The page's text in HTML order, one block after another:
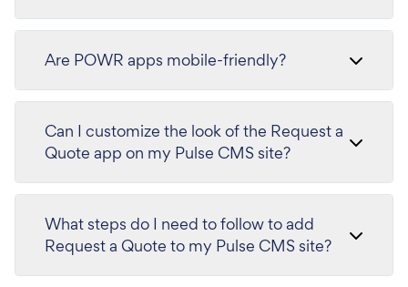
Are POWR apps mobile-friendly?
Can I customize the look of the Request a
Quote app on my Pulse CMS site?
What steps do I need to follow to add
Request a Quote to my Pulse CMS site?